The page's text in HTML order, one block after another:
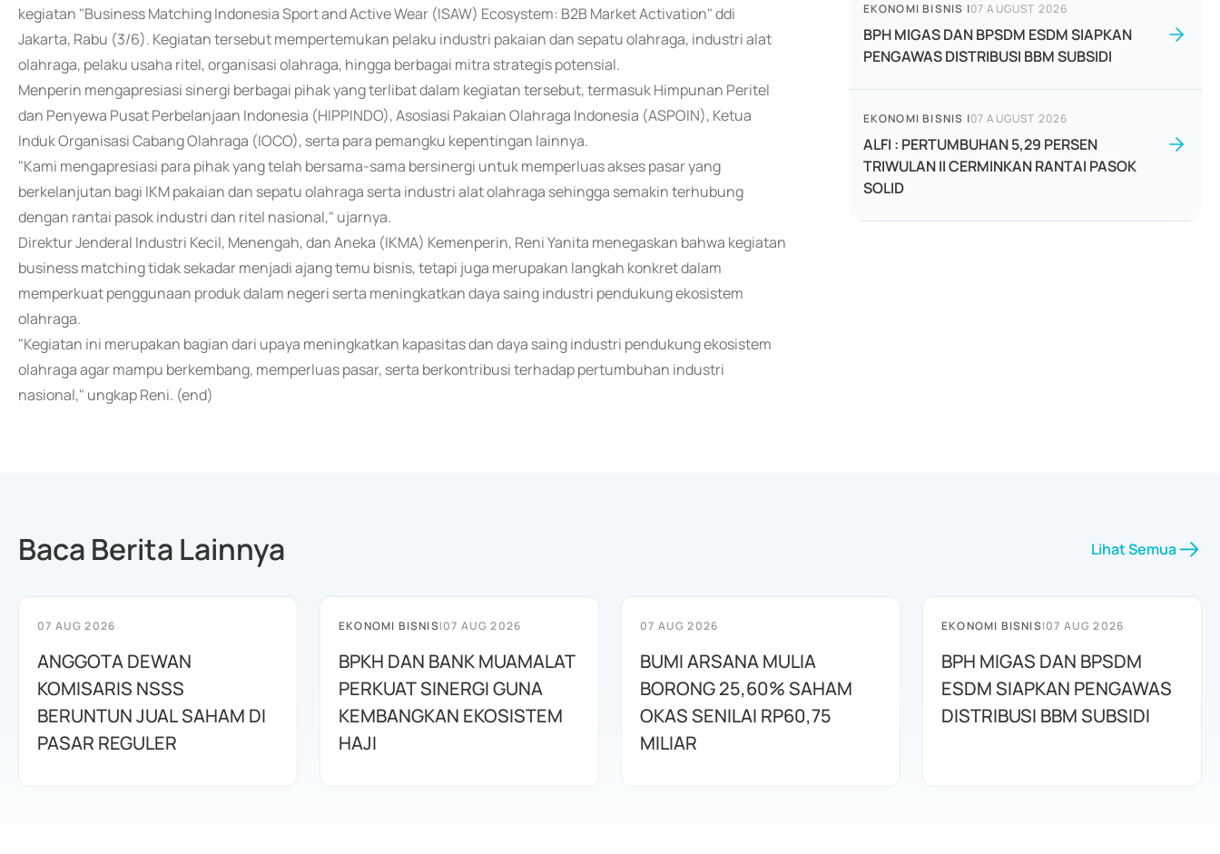
kegiatan "Business Matching Indonesia Sport and Active Wear (ISAW) Ecosystem: B2B Market Activation" ddi
Jakarta, Rabu (3/6). Kegiatan tersebut mempertemukan pelaku industri pakaian dan sepatu olahraga, industri alat
olahraga, pelaku usaha ritel, organisasi olahraga, hingga berbagai mitra strategis potensial.
Menperin mengapresiasi sinergi berbagai pihak yang terlibat dalam kegiatan tersebut, termasuk Himpunan Peritel
dan Penyewa Pusat Perbelanjaan Indonesia (HIPPINDO), Asosiasi Pakaian Olahraga Indonesia (ASPOIN), Ketua
Induk Organisasi Cabang Olahraga (IOCO), serta para pemangku kepentingan lainnya.
"Kami mengapresiasi para pihak yang telah bersama-sama bersinergi untuk memperluas akses pasar yang
berkelanjutan bagi IKM pakaian dan sepatu olahraga serta industri alat olahraga sehingga semakin terhubung
dengan rantai pasok industri dan ritel nasional," ujarnya.
Direktur Jenderal Industri Kecil, Menengah, dan Aneka (IKMA) Kemenperin, Reni Yanita menegaskan bahwa kegiatan
business matching tidak sekadar menjadi ajang temu bisnis, tetapi juga merupakan langkah konkret dalam
memperkuat penggunaan produk dalam negeri serta meningkatkan daya saing industri pendukung ekosistem
olahraga.
"Kegiatan ini merupakan bagian dari upaya meningkatkan kapasitas dan daya saing industri pendukung ekosistem
olahraga agar mampu berkembang, memperluas pasar, serta berkontribusi terhadap pertumbuhan industri
nasional," ungkap Reni. (end)
EKONOMI BISNIS |07 AUGUST 2026
BPH MIGAS DAN BPSDM ESDM SIAPKAN
PENGAWAS DISTRIBUSI BBM SUBSIDI
EKONOMI BISNIS |07 AUGUST 2026
ALFI : PERTUMBUHAN 5,29 PERSEN
TRIWULAN II CERMINKAN RANTAI PASOK
SOLID
Baca Berita Lainnya Lihat Semua
07 AUG 2026
ANGGOTA DEWAN
KOMISARIS NSSS
BERUNTUN JUAL SAHAM DI
PASAR REGULER
EKONOMI BISNIS|07 AUG 2026
BPKH DAN BANK MUAMALAT
PERKUAT SINERGI GUNA
KEMBANGKAN EKOSISTEM
HAJI
07 AUG 2026
BUMI ARSANA MULIA
BORONG 25,60% SAHAM
OKAS SENILAI RP60,75
MILIAR
EKONOMI BISNIS|07 AUG 2026
BPH MIGAS DAN BPSDM
ESDM SIAPKAN PENGAWAS
DISTRIBUSI BBM SUBSIDI